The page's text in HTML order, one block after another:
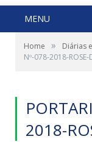
MENU
Home » Diárias
Nº-078-2018-ROSE-
2018-